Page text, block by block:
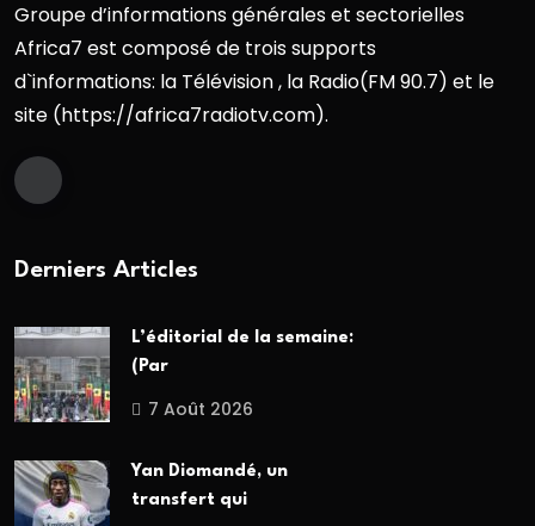
Groupe d’informations générales et sectorielles
Africa7 est composé de trois supports
d`informations: la Télévision , la Radio(FM 90.7) et le
site (https://africa7radiotv.com).
Derniers Articles
L’éditorial de la semaine:
(Par
7 Août 2026
Yan Diomandé, un
transfert qui